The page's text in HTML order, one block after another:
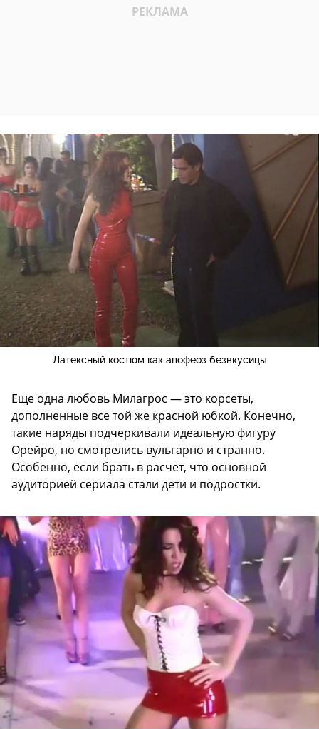
Латексный костюм как апофеоз безвкусицы
Еще одна любовь Милагрос — это корсеты,
дополненные все той же красной юбкой. Конечно,
такие наряды подчеркивали идеальную фигуру
Орейро, но смотрелись вульгарно и странно.
Особенно, если брать в расчет, что основной
аудиторией сериала стали дети и подростки.